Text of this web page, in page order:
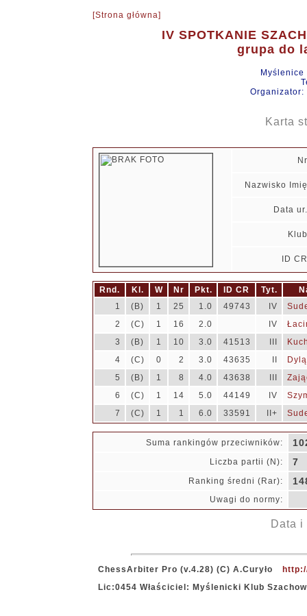
[Strona główna]
IV SPOTKANIE
grupa do
Organizator:
Karta
Nr
Nazwisko Imię
Data ur.
Klub
ID CR
Rnd. Kl. W Nr Pkt. ID CR Tyt.
1
(B) 1 25 1.0 49743 IV
2
(C) 1 16 2.0 IV
3
(B) 1 10 3.0 41513
4
(C) 0 2 3.0 43635
5
(B) 1 8 4.0 43638
6
(C) 1 14 5.0 44149 IV
7
(C) 1 1 6.0 33591 II+
Suma rankingów przeciwników:
Liczba partii (N): 7
Ranking średni (Rar):
Uwagi do normy:
Data
ChessArbiter Pro (v.4.28) (C) A.Curyło
Lic:0454 Właściciel: Myślenicki Klub